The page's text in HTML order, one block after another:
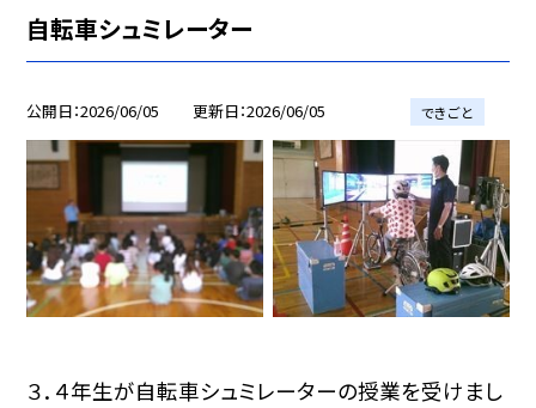
自転車シュミレーター
公開日 2026/06/05 更新日 2026/06/05 できごと
３．４年生が自転車シュミレーターの授業を受けまし